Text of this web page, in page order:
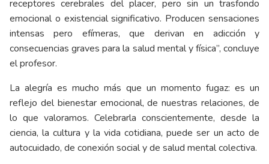
receptores cerebrales del placer, pero sin un trasfondo
emocional o existencial significativo. Producen sensaciones
intensas pero efímeras, que derivan en adicción y
consecuencias graves para la salud mental y física”, concluye
el profesor.
La alegría es mucho más que un momento fugaz: es un
reflejo del bienestar emocional, de nuestras relaciones, de
lo que valoramos. Celebrarla conscientemente, desde la
ciencia, la cultura y la vida cotidiana, puede ser un acto de
autocuidado, de conexión social y de salud mental colectiva.